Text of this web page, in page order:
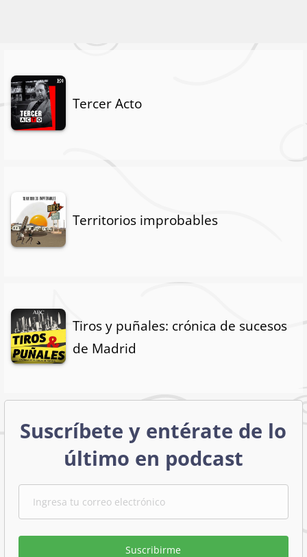
Tercer Acto
Territorios improbables
Tiros y puñales: crónica de sucesos
de Madrid
Suscríbete y entérate de lo
último en podcast
Suscribirme